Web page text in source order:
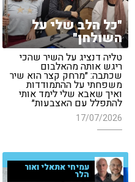
"כל הלב שלי על
השולחן"
טליה דנציג על השיר שהכי
ריגש אותה מהאלבום
שכתבה: ״מרחק קצר הוא שיר
משפחתי על ההתמודדות
ואיך שאבא שלי לימד אותי
להתפלל עם האצבעות״
17/07/2026
עמיחי אתאלי ואור
הלר